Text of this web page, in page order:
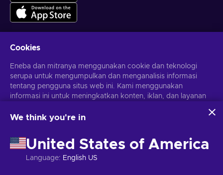
Berlangganan
Kamu dapat berhenti berlangganan kapan saja. Kunjungi
Cookies
Eneba dan mitranya menggunakan cookie dan teknologi
serupa untuk mengumpulkan dan menganalisis informasi
tentang pengguna situs web ini. Kami menggunakan
informasi ini untuk meningkatkan konten, iklan, dan layanan
personalisasi iklan.
penggunaan teknologi ini oleh Eneba dan mitranya. Kamu
dapat menyesuaikan persetujuanmu dengan mengklik
'Sesuaikan'.
We think you're in
United States of America
Language: English US